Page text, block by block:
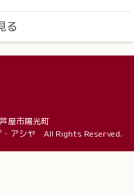
る
屋市陽光町
・アシヤ All Rights Reserved.